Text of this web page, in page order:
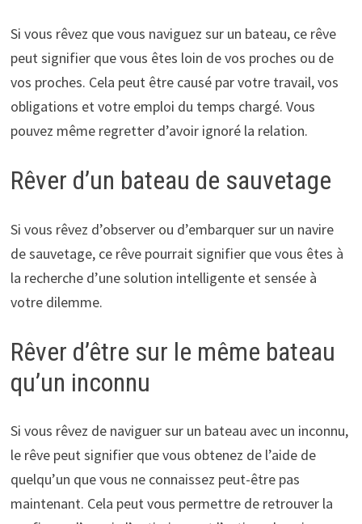
Si vous rêvez que vous naviguez sur un bateau, ce rêve
peut signifier que vous êtes loin de vos proches ou de
vos proches. Cela peut être causé par votre travail, vos
obligations et votre emploi du temps chargé. Vous
pouvez même regretter d’avoir ignoré la relation.
Rêver d’un bateau de sauvetage
Si vous rêvez d’observer ou d’embarquer sur un navire
de sauvetage, ce rêve pourrait signifier que vous êtes à
la recherche d’une solution intelligente et sensée à
votre dilemme.
Rêver d’être sur le même bateau
qu’un inconnu
Si vous rêvez de naviguer sur un bateau avec un inconnu,
le rêve peut signifier que vous obtenez de l’aide de
quelqu’un que vous ne connaissez peut-être pas
maintenant. Cela peut vous permettre de retrouver la